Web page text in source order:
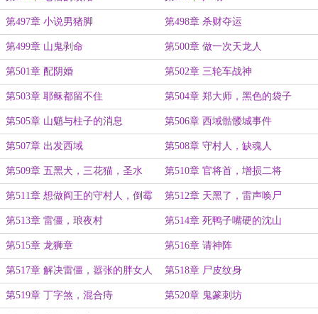
第497章 小说男猪脚 第498章 杀财夺运
第499章 山鬼剥命 第500章 做一次天龙人
第501章 配阴婚 第502章 三轮车战神
第503章 耶稣都留不住 第504章 郑大师，黑色的袋子
第505章 山魈与柱子的消息 第506章 西域骷髅城事件
第507章 出发西域 第508章 守村人，缺魂人
第509章 五黑犬，三花猫，圣水 第510章 官将首，增损二将
第511章 想做阎王的守村人，倒霉
的五黑犬
第512章 天黑了，雷声唤尸
第513章 雷僵，琅夜村 第514章 死鸭子嘴硬的沈山
第515章 龙狮章 第516章 请神阵
第517章 解决雷僵，嚣张的胖女人 第518章 尸皮纹身
第519章 丁字煞，混合痔 第520章 鬼篆刺坊